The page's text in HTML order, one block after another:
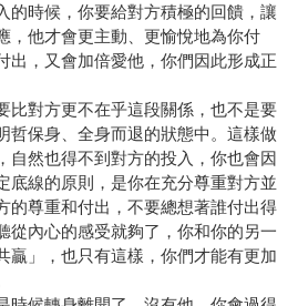
的時候，你要給對方積極的回饋，讓
，他才會更主動、更愉悅地為你付
出，又會加倍愛他，你們因此形成正
比對方更不在乎這段關係，也不是要
哲保身、全身而退的狀態中。這樣做
自然也得不到對方的投入，你也會因
底線的原則，是你在充分尊重對方並
的尊重和付出，不要總想著誰付出得
從內心的感受就夠了，你和你的另一
贏」，也只有這樣，你們才能有更加